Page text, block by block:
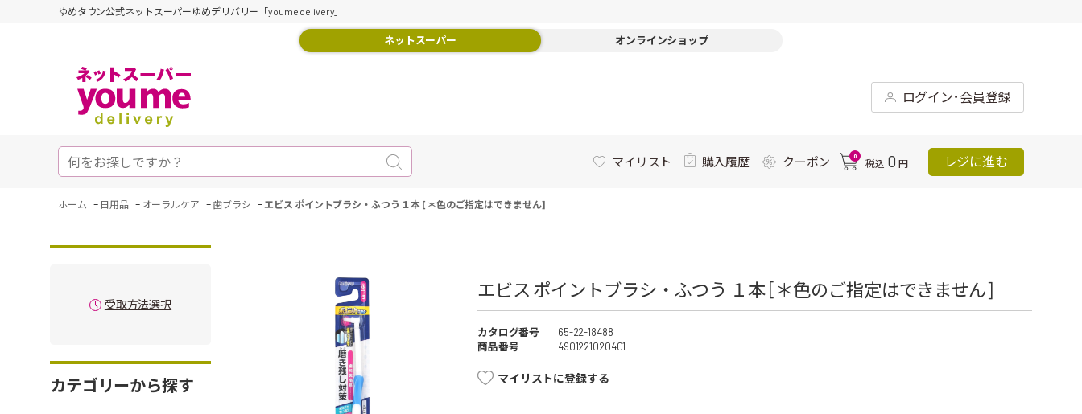
ゆめタウン公式ネットスーパーゆめデリバリー「youme delivery」
ネットスーパー オンラインショップ
ログイン･会員登録
マイリスト 購入履歴 クーポン 0
税込 0 円 レジに進む
ホーム - 日用品 - オーラルケア -歯ブラシ -エビス ポイントブラシ・ふつう １本 [＊色のご指定はできません]
受取方法選択
カテゴリーから探す
エビス ポイントブラシ・ふつう １本 [＊色のご指定はできません]
カタログ番号
65-22-18488
商品番号
4901221020401
マイリストに登録する